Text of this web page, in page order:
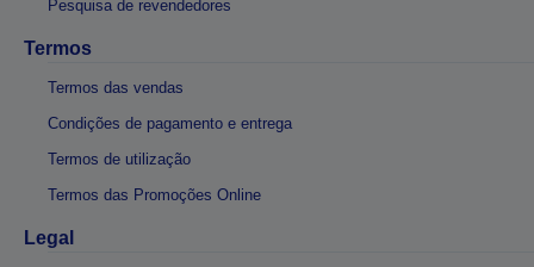
Pesquisa de revendedores
Termos
Termos das vendas
Condições de pagamento e entrega
Termos de utilização
Termos das Promoções Online
Legal